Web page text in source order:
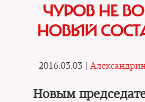
ЧУРОВ НЕ
НОВЫЙ
2016.03.03 |
Новым